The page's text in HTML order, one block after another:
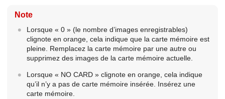
Note
Lorsque « 0 » (le nombre d’images enregistrables)
clignote en orange, cela indique que la carte mémoire est
pleine. Remplacez la carte mémoire par une autre ou
supprimez des images de la carte mémoire actuelle.
Lorsque « NO CARD » clignote en orange, cela indique
qu’il n’y a pas de carte mémoire insérée. Insérez une
carte mémoire.